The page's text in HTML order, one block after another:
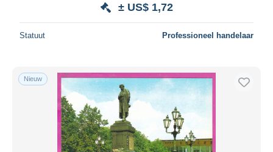
± US$ 1,72
Statuut Professioneel handelaar
Nieuw